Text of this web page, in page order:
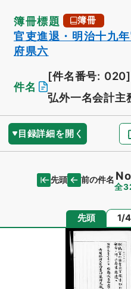
簿冊標題 簿冊
官吏進退・明治十九
府県六
件名
[件名番号: 020]
弘外一名会計主
目録詳細を開く
先頭 前の件名
全
先頭 ページ